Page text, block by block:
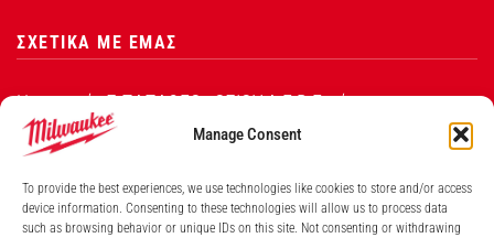
Manage Consent
To provide the best experiences, we use technologies like cookies to store and/or access
device information. Consenting to these technologies will allow us to process data
such as browsing behavior or unique IDs on this site. Not consenting or withdrawing
ΣΧΕΤΙΚΑ ΜΕ ΕΜΑΣ
Η εταιρεία Σ.ΠΑΠΑΘΕΟ∆ΟΣΙΟΥ Α.Ε.Β.Ε. είναι ο
εξουσιοδοτημένος αντιπρόσωπος από την Techtronic
Industries Co. Ltd για τα προϊόντα που φέρουν το
λογότυπο Milwaukee στην Ελλάδα.